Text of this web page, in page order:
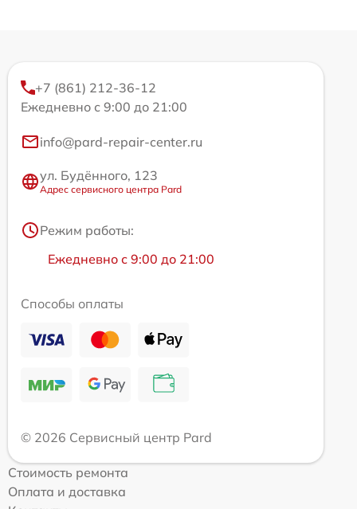
+7 (861) 212-36-12
Ежедневно с 9:00 до 21:00
info@pard-repair-center.ru
ул. Будённого, 123
Адрес сервисного центра Pard
Режим работы:
Ежедневно с 9:00 до 21:00
Способы оплаты
© 2026 Сервисный центр Pard
Стоимость ремонта
Оплата и доставка